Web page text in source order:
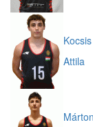
Kocsis
Attila
Márton